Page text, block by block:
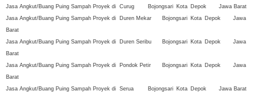
Jasa Angkut/Buang Puing Sampah Proyek di Curug Bojongsari Kota Depok
Jawa Barat
Jasa Angkut/Buang Puing Sampah Proyek di
Duren Mekar Bojongsari Kota Depok
Jawa
Barat
Jasa Angkut/Buang Puing Sampah Proyek di
Duren Seribu Bojongsari Kota Depok
Jawa
Barat
Jasa Angkut/Buang Puing Sampah Proyek di
Pondok Petir Bojongsari Kota Depok
Jawa
Barat
Jasa Angkut/Buang Puing Sampah Proyek di Serua Bojongsari Kota Depok
Jawa Barat